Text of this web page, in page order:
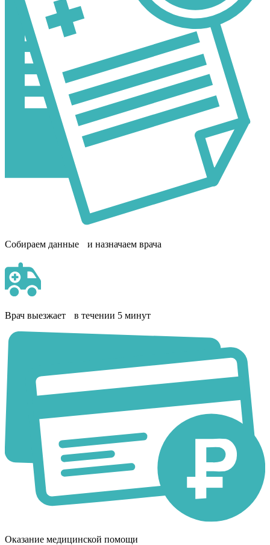
Собираем данные и назначаем врача
Врач выезжает в течении 5 минут
Оказание медицинской помощи